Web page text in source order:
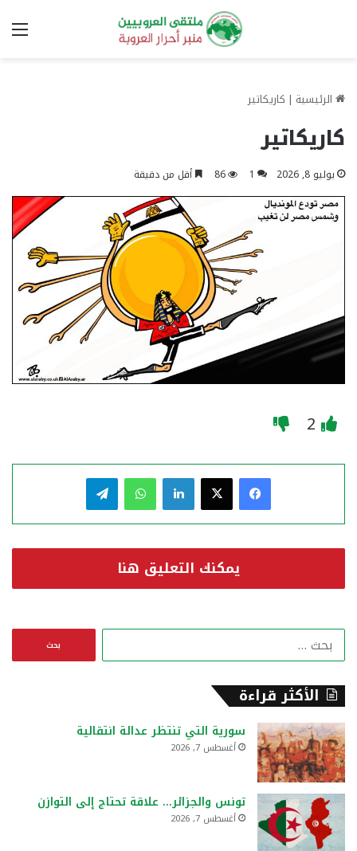
الرئيسية | كاريكاتير
كاريكاتير
يوليو 8, 2026 1
86 أقل من دقيقة
2
فيسبوك لينكدإن واتساب
يمكنك التعليق هنا
ن
الأكثر قراءة
سورية التي تنتظر عدالة انتقالية
أغسطس 7, 2026
تونس والجزائر… علاقة تحتاج إلى التوازن
أغسطس 7, 2026